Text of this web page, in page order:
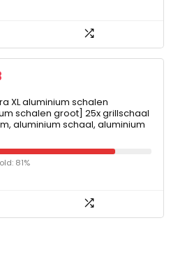
XL aluminium schalen
schalen groot] 25x grillschaal
aluminium schaal, aluminium
81%